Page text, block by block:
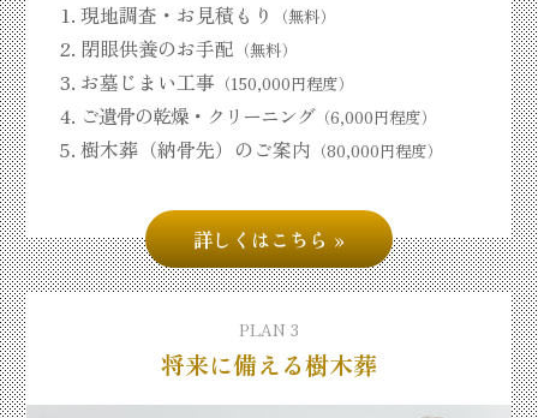
現地調査・お見積もり （無料）
閉眼供養のお手配 （無料）
お墓じまい工事 （150,000円程度）
ご遺骨の乾燥・クリーニング（6,000円程度）
樹木葬（納骨先）のご案内 （80,000円程度）
詳しくはこちら
PLAN 3
将来に備える樹木葬